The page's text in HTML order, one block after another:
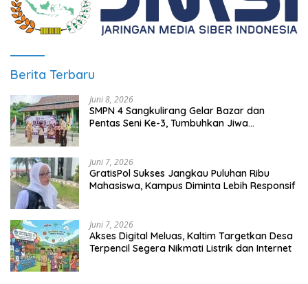
Berita Terbaru
Juni 8, 2026
SMPN 4 Sangkulirang Gelar Bazar dan
Pentas Seni Ke-3, Tumbuhkan Jiwa
Juni 7, 2026
GratisPol Sukses Jangkau Puluhan Ribu
Mahasiswa, Kampus Diminta Lebih Responsif
Juni 7, 2026
Akses Digital Meluas, Kaltim Targetkan Desa
Terpencil Segera Nikmati Listrik dan Internet